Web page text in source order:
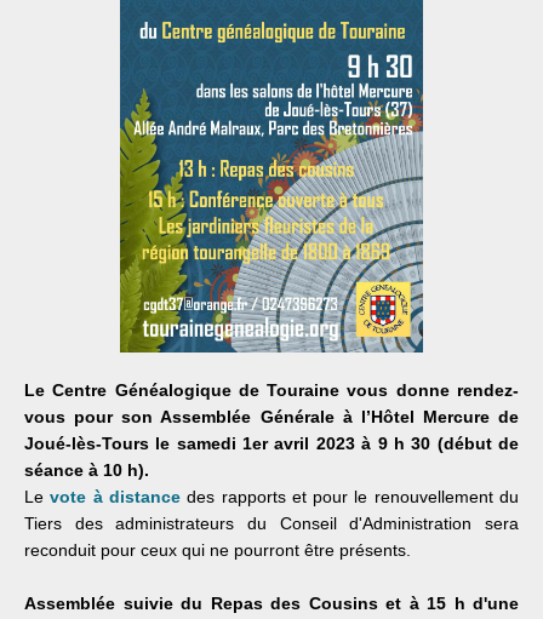
Le Centre Généalogique de Touraine vous donne rendez-
vous pour son Assemblée Générale à l’Hôtel Mercure de
Joué-lès-Tours le samedi 1er avril 2023 à 9 h 30 (début de
séance à 10 h).
Levote à distancedes rapports et pour le renouvellement du
Tiers des administrateurs du Conseil d'Administration sera
reconduit pour ceux qui ne pourront être présents.
Assemblée suivie du Repas des Cousins et à 15 h d'une